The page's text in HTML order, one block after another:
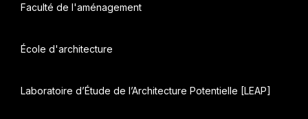
Faculté de l'aménagement
École d'architecture
Laboratoire d’Étude de l’Architecture Potentielle [LEAP]